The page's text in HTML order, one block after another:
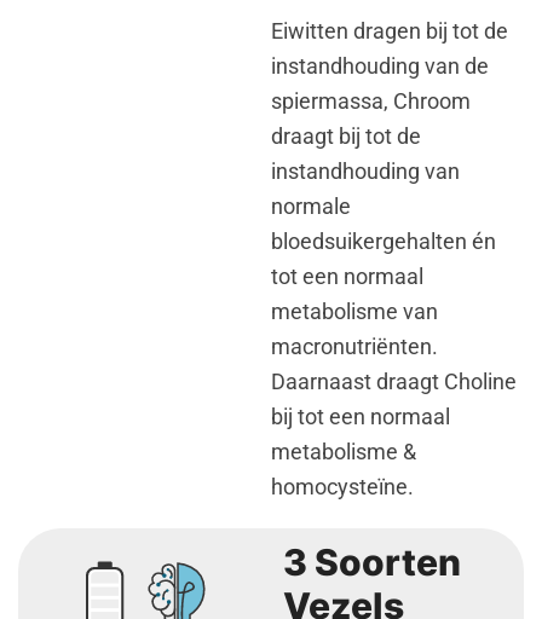
Eiwitten dragen bij tot de
instandhouding van de
spiermassa, Chroom
draagt bij tot de
instandhouding van
normale
bloedsuikergehalten én
tot een normaal
metabolisme van
macronutriënten.
Daarnaast draagt Choline
bij tot een normaal
metabolisme &
homocysteïne.
3 Soorten
Vezels